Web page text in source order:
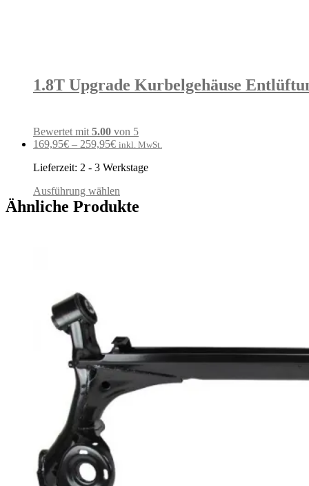
1.8T Upgrade Kurbelgehäuse
Bewertet mit 5.00 von 5
169,95€ – 259,95€ inkl. MwSt.
Lieferzeit: 2 - 3 Werkstage
Ausführung wählen
Ähnliche Produkte